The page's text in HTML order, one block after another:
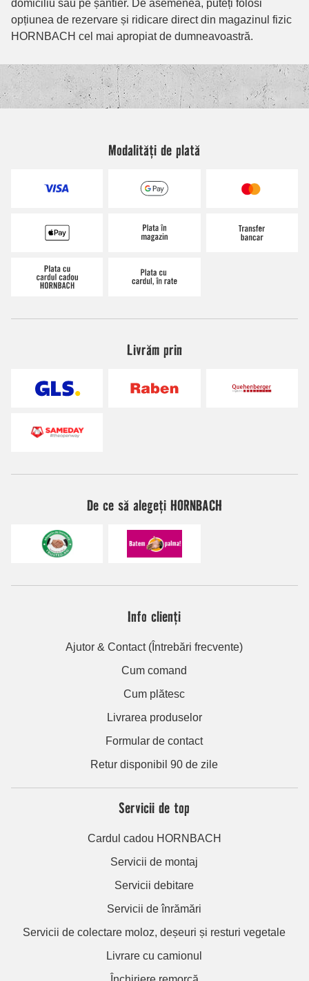
Modalități de plată
Livrăm prin
De ce să alegeți HORNBACH
Info clienți
Ajutor & Contact (Întrebări frecvente)
Cum comand
Cum plătesc
Livrarea produselor
Formular de contact
Retur disponibil 90 de zile
Servicii de top
Cardul cadou HORNBACH
Servicii de montaj
Servicii debitare
Servicii de înrămări
Servicii de colectare moloz, deșeuri și resturi vegetale
Livrare cu camionul